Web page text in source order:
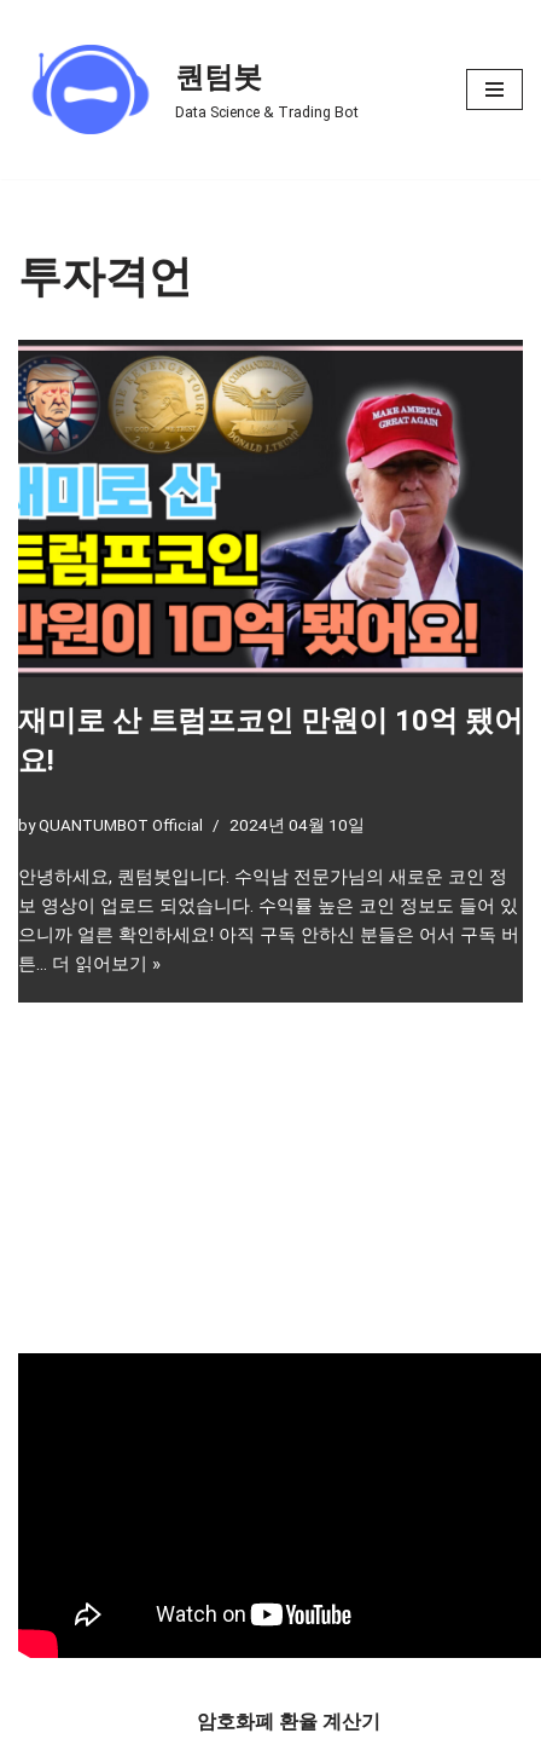
Skip
to
content
퀀텀봇
Data Science & Trading Bot
투자격언
재미로 산 트럼프코인 만원이 10억 됐어
요!
byQUANTUMBOT Official 2024년 04월 10일
안녕하세요, 퀀텀봇입니다. 수익남 전문가님의 새로운 코인 정
보 영상이 업로드 되었습니다. 수익률 높은 코인 정보도 들어 있
으니까 얼른 확인하세요! 아직 구독 안하신 분들은 어서 구독 버
튼… 더 읽어보기 »
암호화폐 환율 계산기